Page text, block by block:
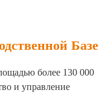
Базе
более 130 000
и управление